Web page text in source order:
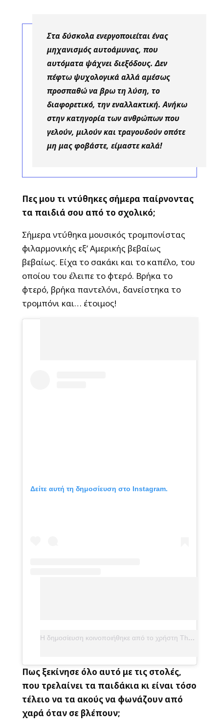
Στα δύσκολα ενεργοποιείται ένας
μηχανισμός αυτοάμυνας, που
αυτόματα ψάχνει διεξόδους. Δεν
πέφτω ψυχολογικά αλλά αμέσως
προσπαθώ να βρω τη λύση, το
διαφορετικό, την εναλλακτική. Ανήκω
στην κατηγορία των ανθρώπων που
γελούν, μιλούν και τραγουδούν οπότε
μη μας φοβάστε, είμαστε καλά!
Πες μου τι ντύθηκες σήμερα παίρνοντας
τα παιδιά σου από το σχολικό;
Σήμερα ντύθηκα μουσικός τρομπονίστας
φιλαρμονικής εξ’ Αμερικής βεβαίως
βεβαίως. Είχα το σακάκι και το καπέλο, του
οποίου του έλειπε το φτερό. Βρήκα το
φτερό, βρήκα παντελόνι, δανείστηκα το
τρομπόνι και… έτοιμος!
Δείτε αυτή τη δημοσίευση στο Instagram.
Η δημοσίευση κοινοποιήθηκε από το χρήστη Thanos Kiousis (@mrthanoskiousis)
Πως ξεκίνησε όλο αυτό με τις στολές,
που τρελαίνει τα παιδάκια κι είναι τόσο
τέλειο να τα ακούς να φωνάζουν από
χαρά όταν σε βλέπουν;